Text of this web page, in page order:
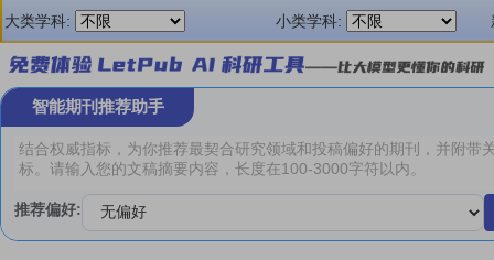
大类学科:
小类学科:
智能期刊推荐助手
推荐偏好: